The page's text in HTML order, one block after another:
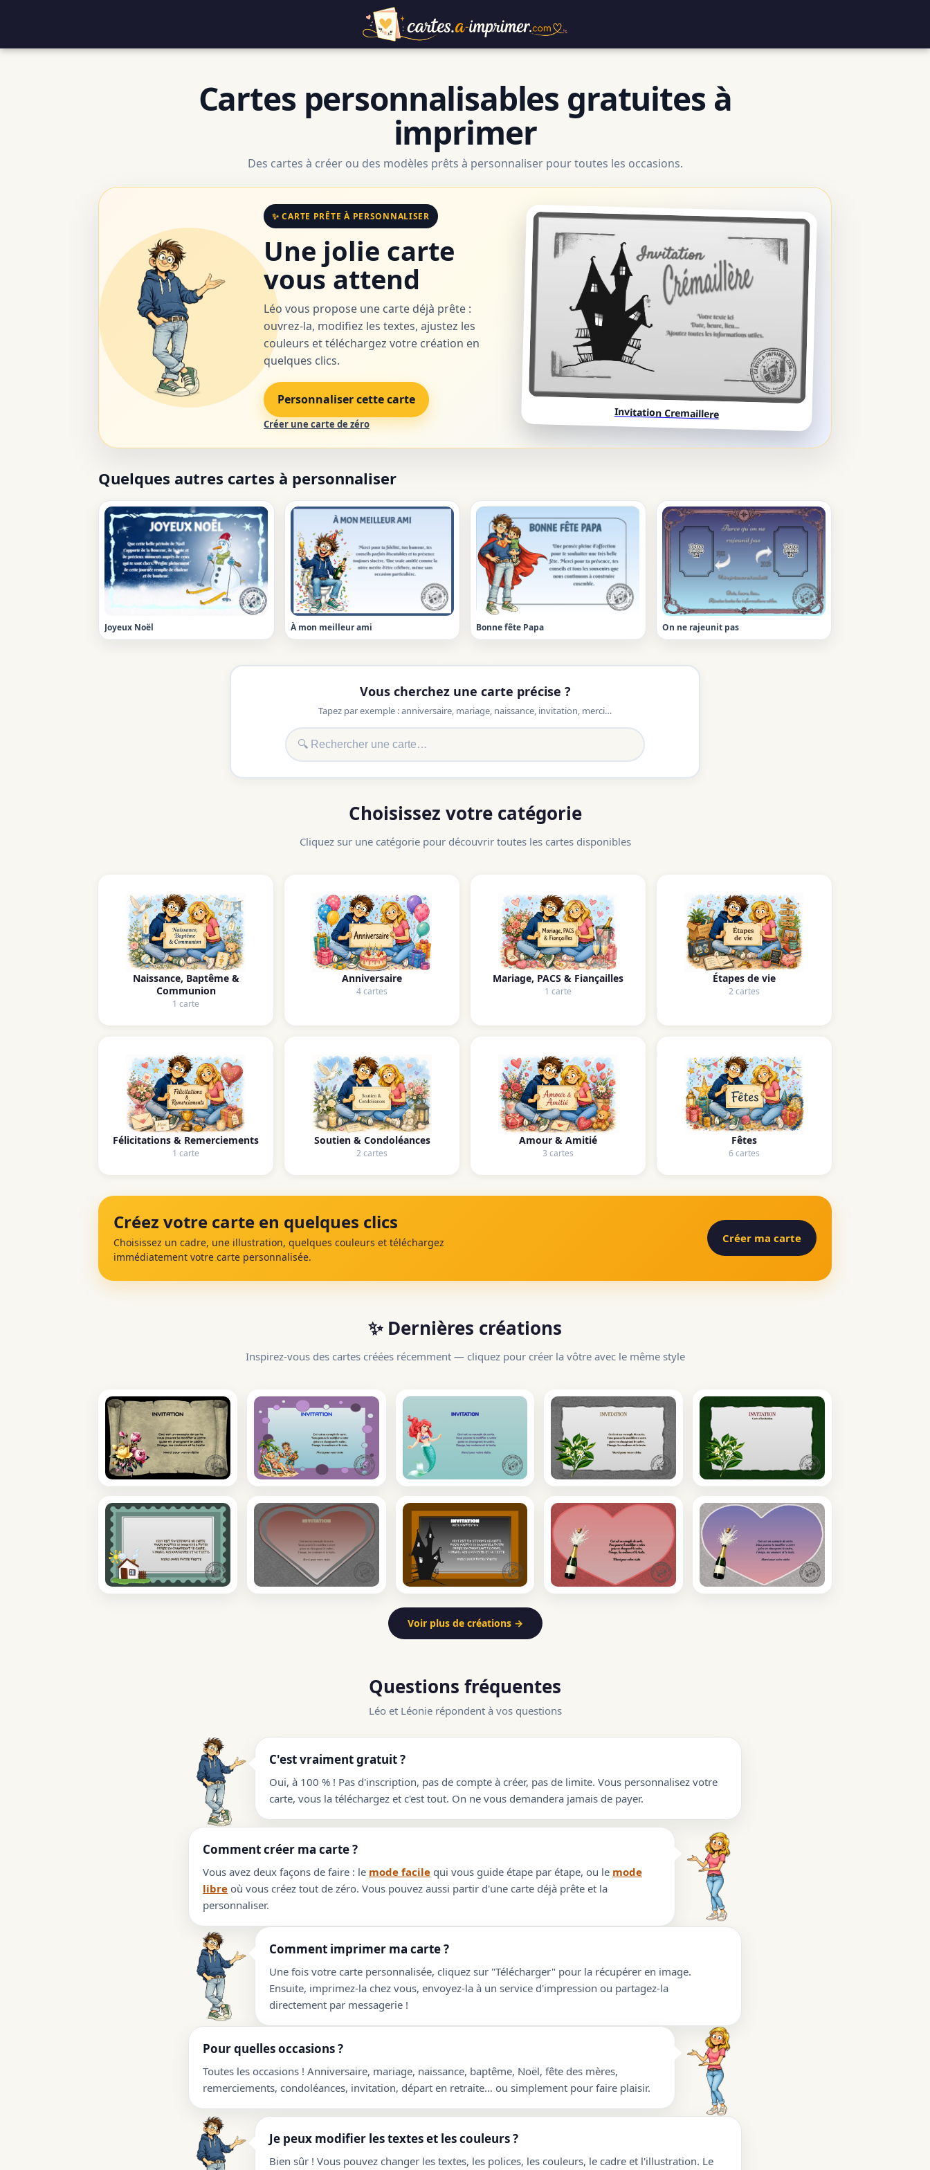
Cartes personnalisables gratuites à
imprimer
Des cartes à créer ou des modèles prêts à personnaliser pour toutes les occasions.
✨ CARTE PRÊTE À PERSONNALISER
Une jolie carte
vous attend
Léo vous propose une carte déjà prête :
ouvrez-la, modifiez les textes, ajustez les
couleurs et téléchargez votre création en
quelques clics.
Personnaliser cette carte
Créer une carte de zéro
Invitation Cremaillere
Quelques autres cartes à personnaliser
Joyeux Noël À mon meilleur ami Bonne fête Papa On ne rajeunit pas
Vous cherchez une carte précise ?
Tapez par exemple : anniversaire, mariage, naissance, invitation, merci…
Choisissez votre catégorie
Cliquez sur une catégorie pour découvrir toutes les cartes disponibles
Naissance, Baptême &
Communion
1 carte
Anniversaire
4 cartes
Mariage, PACS & Fiançailles
1 carte
Étapes de vie
2 cartes
Félicitations & Remerciements
1 carte
Soutien & Condoléances
2 cartes
Amour & Amitié
3 cartes
Fêtes
6 cartes
Créez votre carte en quelques clics
Choisissez un cadre, une illustration, quelques couleurs et téléchargez
immédiatement votre carte personnalisée.
Créer ma carte
✨ Dernières créations
Inspirez-vous des cartes créées récemment — cliquez pour créer la vôtre avec le même style
Voir plus de créations →
Questions fréquentes
Léo et Léonie répondent à vos questions
C'est vraiment gratuit ?
Oui, à 100 % ! Pas d'inscription, pas de compte à créer, pas de limite. Vous personnalisez votre
carte, vous la téléchargez et c'est tout. On ne vous demandera jamais de payer.
Comment créer ma carte ?
Vous avez deux façons de faire : le mode facile qui vous guide étape par étape, ou le mode
libre où vous créez tout de zéro. Vous pouvez aussi partir d'une carte déjà prête et la
personnaliser.
Comment imprimer ma carte ?
Une fois votre carte personnalisée, cliquez sur "Télécharger" pour la récupérer en image.
Ensuite, imprimez-la chez vous, envoyez-la à un service d'impression ou partagez-la
directement par messagerie !
Pour quelles occasions ?
Toutes les occasions ! Anniversaire, mariage, naissance, baptême, Noël, fête des mères,
remerciements, condoléances, invitation, départ en retraite… ou simplement pour faire plaisir.
Je peux modifier les textes et les couleurs ?
Bien sûr ! Vous pouvez changer les textes, les polices, les couleurs, le cadre et l'illustration. Le